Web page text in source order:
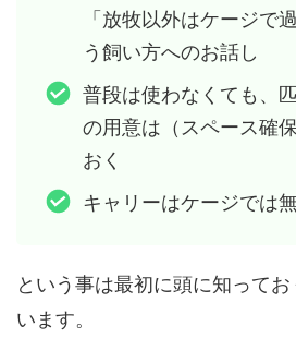
「放牧以外はケージで
う飼い方へのお話し
普段は使わなくても、
の用意は（スペース確
おく
キャリーはケージでは
という事は最初に頭に知って
います。